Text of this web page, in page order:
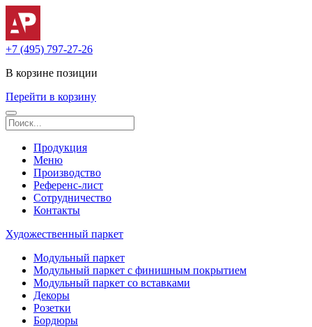
+7 (495) 797-27-26
В корзине позиции
Перейти в корзину
Продукция
Меню
Производство
Референс-лист
Сотрудничество
Контакты
Художественный паркет
Модульный паркет
Модульный паркет с финишным покрытием
Модульный паркет со вставками
Декоры
Розетки
Бордюры